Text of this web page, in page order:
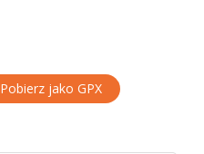
Pobierz jako GPX